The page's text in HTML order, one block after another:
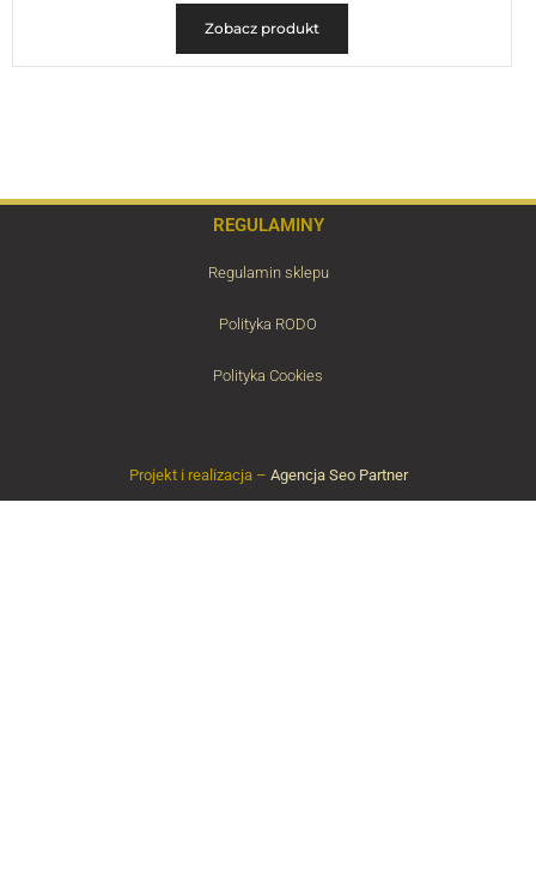
Zobacz produkt
REGULAMINY
Regulamin sklepu
Polityka RODO
Polityka Cookies
Projekt i realizacja – Agencja Seo Partner